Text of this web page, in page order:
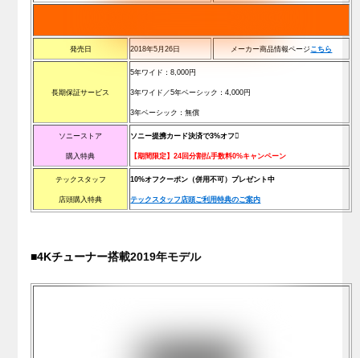
発売日 2018年5月26日 メーカー商品情報ページこちら
長期保証サービス
5年ワイド：8,000円
3年ワイド／5年ベーシック：4,000円
3年ベーシック：無償
ソニーストア
購入特典
ソニー提携カード決済で3%オフ
【期間限定】24回分割払手数料0%キャンペーン
テックスタッフ
店頭購入特典
10%オフクーポン（併用不可）プレゼント中
テックスタッフ店頭ご利用特典のご案内
■4Kチューナー搭載2019年モデル